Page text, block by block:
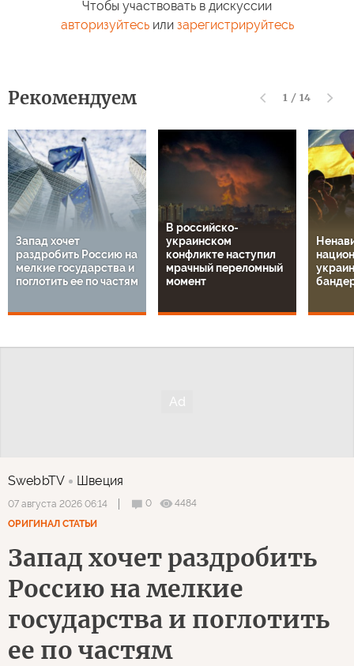
Чтобы участвовать в дискуссии
авторизуйтесьили зарегистрируйтесь
Рекомендуем 1 / 14
Запад хочет
раздробить Россию на
мелкие государства и
поглотить ее по частям
В российско-
украинском
конфликте наступил
мрачный переломный
момент
SwebbTV Швеция
07 августа 2026 06:14 0
4484
ОРИГИНАЛ СТАТЬИ
Запад хочет раздробить
Россию на мелкие
государства и поглотить
ее по частям